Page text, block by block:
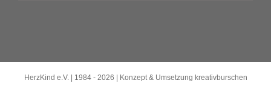
HerzKind e.V. | 1984 - 2026 | Konzept & Umsetzung kreativburschen